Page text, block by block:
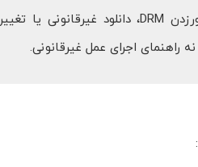
یادآوری حقوقی/اخلاقی: اجرای هوم ‎برو الزاماً به معنی نقض کپی رایت نیست؛ اما هرگونه دورزدن DRM، دانلود غیرقانونی یا تغییر
اجرای عمل غیرقانونی.